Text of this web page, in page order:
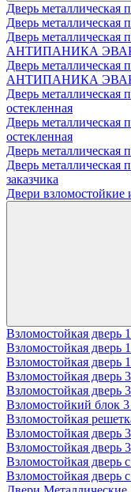
Дверь металлическая
Дверь металлическая
Дверь металлическая
АНТИПАНИКА
Дверь металлическая
АНТИПАНИКА
Дверь металлическая
остекленная
Дверь металлическая
остекленная
Дверь металлическая
Дверь металлическая
заказчика
Двери взломостойкие
Взломостойкая дверь
Взломостойкая дверь
Взломостойкая
Взломостойкая дверь
Взломостойкая дверь
Взломостойкий блок 3
Взломостойкая
Взломостойкая
Взломостойкая
Взломостойкая
Взломостойкая дверь